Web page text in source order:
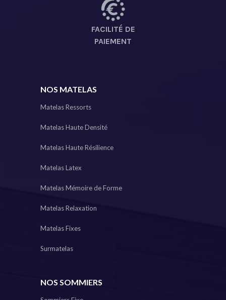
FACILITÉ DE
PAIEMENT
NOS MATELAS
Matelas Ressorts
Matelas Haute Densité
Matelas Haute Résilience
Matelas Latex
Matelas Mémoire de Forme
Matelas Relaxation
Matelas Fixes
Surmatelas
NOS SOMMIERS